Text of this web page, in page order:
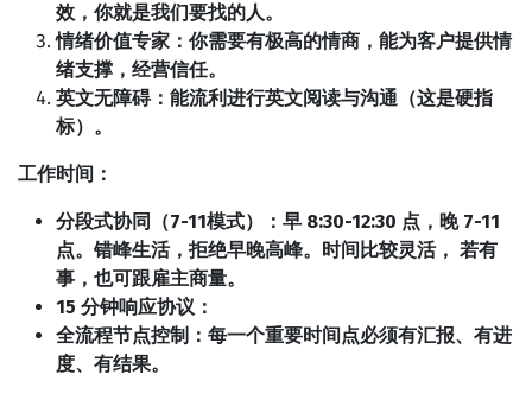
效，你就是我们要找的人。
情绪价值专家：你需要有极高的情商，能为客户提供情
绪支撑，经营信任。
英文无障碍：能流利进行英文阅读与沟通（这是硬指
标）。
工作时间：
分段式协同（7-11模式）：早 8:30-12:30 点，晚 7-11
点。错峰生活，拒绝早晚高峰。时间比较灵活， 若有
事，也可跟雇主商量。
15 分钟响应协议：
全流程节点控制：每一个重要时间点必须有汇报、有进
度、有结果。